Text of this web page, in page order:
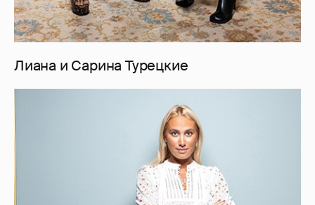
Лиана и Сарина Турецкие